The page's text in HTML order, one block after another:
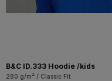
B&C ID.333 Hoodie /kids
280 g/m² / Classic Fit